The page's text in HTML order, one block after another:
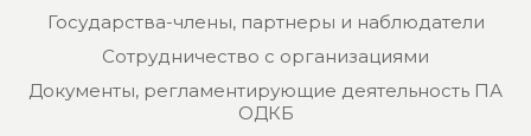
Государства-члены, партнеры и наблюдатели
Сотрудничество с организациями
Документы, регламентирующие деятельность ПА
ОДКБ